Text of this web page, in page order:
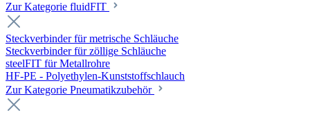
Zur Kategorie fluidFIT
Steckverbinder für metrische Schläuche
Steckverbinder für zöllige Schläuche
steelFIT für Metallrohre
HF-PE - Polyethylen-Kunststoffschlauch
Zur Kategorie Pneumatikzubehör